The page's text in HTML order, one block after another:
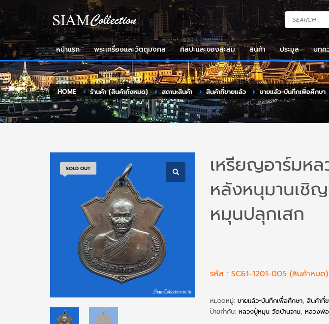
หน้าแรก พระเครื่องและวัตถุมงคล ศิลปะและของสะสม สินค้า ประมูล บทค
HOME ร้านค้า (สินค้าทั้งหมด) สถานะสินค้า สินค้าที่ขายแล้ว ขายแล้ว-บันทึกเพื่อศึกษา
SOLD OUT
เหรียญอาร์มห
หลังหนุมานเชิ
หมุนปลุกเสก
รหัส : SC61-1201-005 (สินค้าหมด)
หมวดหมู่: ขายแล้ว-บันทึกเพื่อศึกษา, สินค้าที่
ป้ายกำกับ: หลวงปู่หมุน วัดบ้านจาน, หลวงพ่